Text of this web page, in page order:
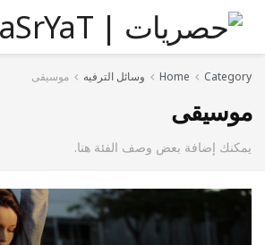
Home Category وسائل الترفيه موسيقى
موسيقى
يمكنك إضافة بعض وصف الفئة هنا.